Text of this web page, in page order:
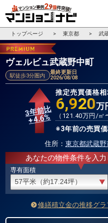
トップページ 東京都 武
ヴェルビュ武蔵野中町
駅徒歩3分圏内
最終更新日
2026/08/08
3年前比
+4.6%
推定売買価格
6,920万
（ 121.40万円/㎡
※3年前の売買
住所： 東京都武蔵
あなたの物件条件を入
専有面積
修繕積立金の推移グラ